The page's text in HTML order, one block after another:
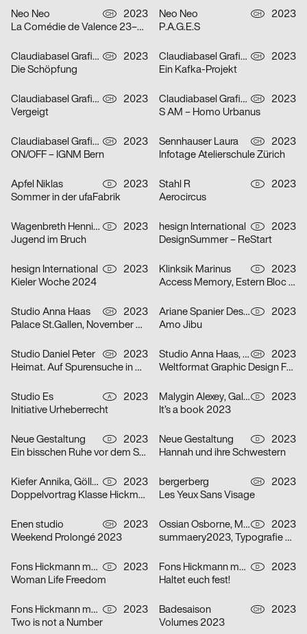
Neo Neo CH
2023
La Comédie de Valence 23–24
Neo Neo CH
2023
P.A.G.E.S
Claudiabasel Grafik & Interaktion CH
2023
Die Schöpfung
Claudiabasel Grafik & Interaktion CH
2023
Ein Kafka-Projekt
Claudiabasel Grafik & Interaktion CH
2023
Vergeigt
Claudiabasel Grafik & Interaktion CH
2023
S AM – Homo Urbanus
Claudiabasel Grafik & Interaktion CH
2023
ON/OFF – IGNM Bern
Sennhauser Laura CH
2023
Infotage Atelierschule Zürich
Apfel Niklas D
2023
Sommer in der ufaFabrik
Stahl R D
2023
Aerocircus
Wagenbreth Henning D
2023
Jugend im Bruch
hesign International D
2023
DesignSummer – ReStart
hesign International D
2023
Kieler Woche 2024
Klinksik Marinus D
2023
Access Memory, Estern Bloc #2
Studio Anna Haas CH
2023
Palace St.Gallen, November & Dezember 2023
Ariane Spanier Design D
2023
Amo Jibu
Studio Daniel Peter CH
2023
Heimat. Auf Spurensuche in Mitholz
Studio Anna Haas, Herendi Artemisio, Johnson / Kingston, Claudiabasel Grafik & Interaktion, Prill Tania, Troxler Niklaus CH
2023
Weltformat Graphic Design Festival 2023
Studio Es A
2023
Initiative Urheberrecht
Malygin Alexey, Galizia Barbara D
2023
It’s a book 2023
Neue Gestaltung D
2023
Ein bisschen Ruhe vor dem Sturm
Neue Gestaltung D
2023
Hannah und ihre Schwestern
Kiefer Annika, Göller Ira D
2023
Doppelvortrag Klasse Hickmann
bergerberg CH
2023
Les Yeux Sans Visage
Enen studio CH
2023
Weekend Prolongé 2023
Ossian Osborne, Mehner Johanna D
2023
summaery2023, Typografie & Schriftgestaltung
Fons Hickmann m23 D
2023
Woman Life Freedom
Fons Hickmann m23 D
2023
Haltet euch fest!
Fons Hickmann m23 D
2023
Two is not a Number
Badesaison CH
2023
Volumes 2023